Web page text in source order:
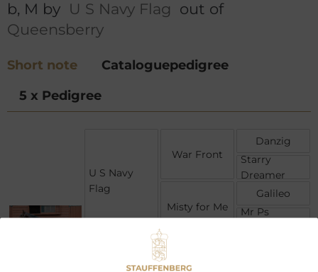
b, M by U S Navy Flag out of
Queensberry
Short note
Cataloguepedigree
5 x Pedigree
U S Navy
Flag
War Front
Misty for Me
Danzig
Starry
Dreamer
Galileo
Mr Ps